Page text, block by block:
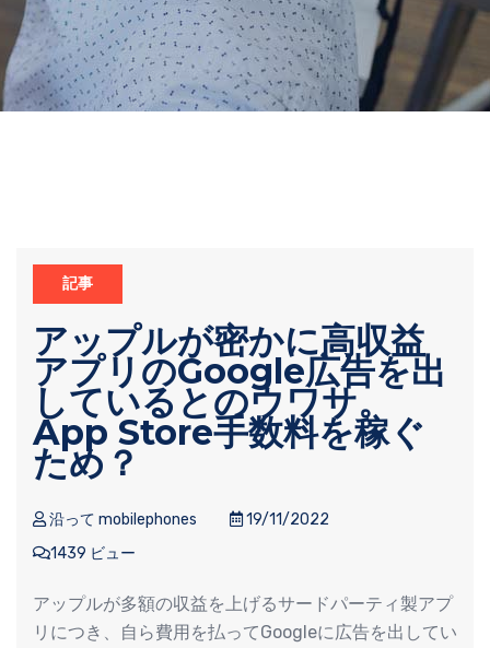
記事
アップルが密かに高収益
アプリのGoogle広告を出
しているとのウワサ。
App Store手数料を稼ぐ
ため？
沿って mobilephones
19/11/2022
1439 ビュー
アップルが多額の収益を上げるサードパーティ製アプ
リにつき、自ら費用を払ってGoogleに広告を出してい